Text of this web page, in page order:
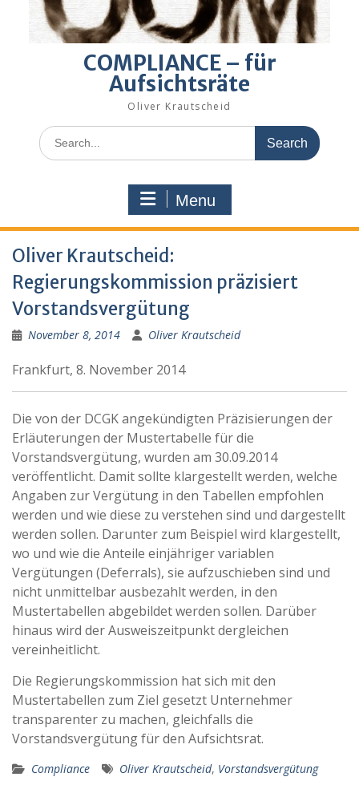
COMPLIANCE – für
Aufsichtsräte
Oliver Krautscheid
Search
for:
Menu
Oliver Krautscheid:
Regierungskommission präzisiert
Vorstandsvergütung
November 8, 2014 Oliver Krautscheid
Frankfurt, 8. November 2014
Die von der DCGK angekündigten Präzisierungen der
Erläuterungen der Mustertabelle für die
Vorstandsvergütung, wurden am 30.09.2014
veröffentlicht. Damit sollte klargestellt werden, welche
Angaben zur Vergütung in den Tabellen empfohlen
werden und wie diese zu verstehen sind und dargestellt
werden sollen. Darunter zum Beispiel wird klargestellt,
wo und wie die Anteile einjähriger variablen
Vergütungen (Deferrals), sie aufzuschieben sind und
nicht unmittelbar ausbezahlt werden, in den
Mustertabellen abgebildet werden sollen. Darüber
hinaus wird der Ausweiszeitpunkt dergleichen
vereinheitlicht.
Die Regierungskommission hat sich mit den
Mustertabellen zum Ziel gesetzt Unternehmer
transparenter zu machen, gleichfalls die
Vorstandsvergütung für den Aufsichtsrat.
Compliance Oliver Krautscheid, Vorstandsvergütung